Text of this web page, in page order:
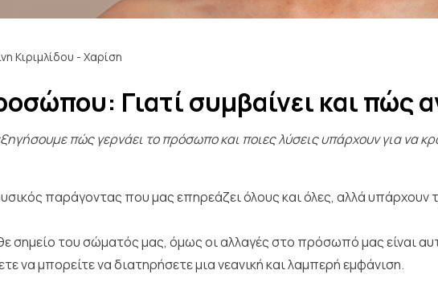
Κιριμλίδου - Χαρίση
Γιατί συμβαίνει και πώς
πώς γερνάει το πρόσωπο και ποιες λύσεις υπάρχουν για να
παράγοντας που μας επηρεάζει όλους και όλες, αλλά υπάρχουν
σημείο του σώματός μας, όμως οι αλλαγές στο πρόσωπό μας είναι
να μπορείτε να διατηρήσετε μια νεανική και λαμπερή εμφάνιση.